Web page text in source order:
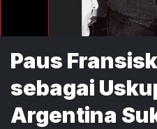
Paus Fransiskus,
sebagai
Argentina Suka Memasak